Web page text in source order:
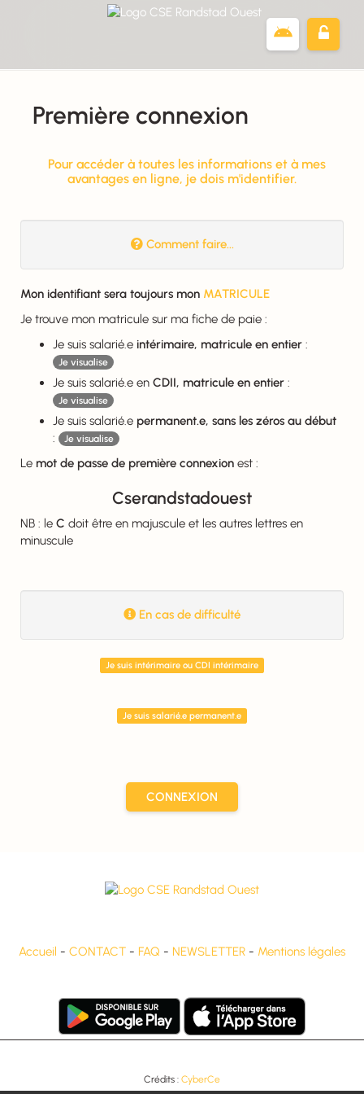
Première connexion
Pour accéder à toutes les informations et à mes
avantages en ligne, je dois m'identifier.
Comment faire...
Mon identifiant sera toujours mon MATRICULE
Je trouve mon matricule sur ma fiche de paie :
Je suis salarié.e intérimaire, matricule en entier :
Je visualise
Je suis salarié.e en CDII, matricule en entier :
Je visualise
Je suis salarié.e permanent.e, sans les zéros au début
:
Je visualise
Le mot de passe de première connexion est :
Cserandstadouest
NB : le C doit être en majuscule et les autres lettres en
minuscule
 En cas de difficulté
Je suis intérimaire ou CDI intérimaire
Je suis salarié.e permanent.e
CONNEXION
Accueil - CONTACT - FAQ - NEWSLETTER - Mentions légales
Crédits : CyberCe
Panneau de gestion des cookies